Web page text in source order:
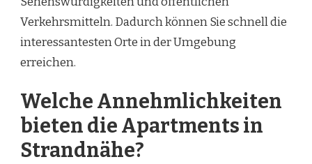
Verkehrsmitteln. Dadurch können Sie schnell die
interessantesten Orte in der Umgebung
erreichen.
Welche Annehmlichkeiten
bieten die Apartments in
Strandnähe?